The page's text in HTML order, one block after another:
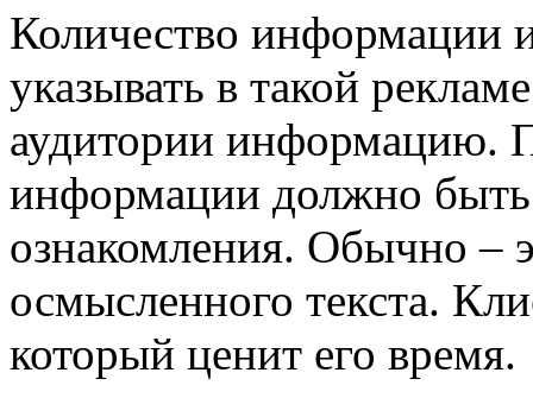
Количество информации
указывать в такой
аудитории информацию.
информации должно быть
ознакомления. Обычно –
осмысленного текста.
который ценит его время.